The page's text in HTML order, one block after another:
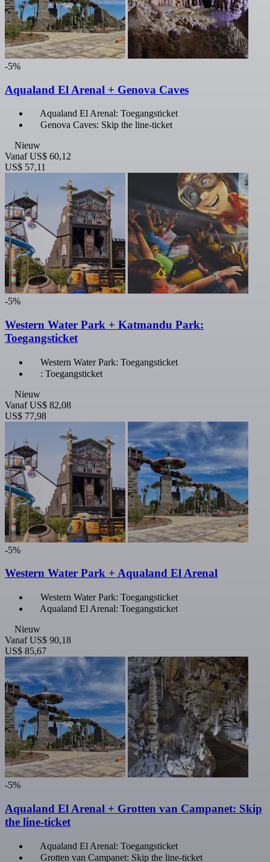
-5%
Aqualand El Arenal + Genova Caves
Aqualand El Arenal: Toegangsticket
Genova Caves: Skip the line-ticket
Nieuw
Vanaf US$ 60,12
US$ 57,11
-5%
Western Water Park + Katmandu Park:
Toegangsticket
Western Water Park: Toegangsticket
: Toegangsticket
Nieuw
Vanaf US$ 82,08
US$ 77,98
-5%
Western Water Park + Aqualand El Arenal
Western Water Park: Toegangsticket
Aqualand El Arenal: Toegangsticket
Nieuw
Vanaf US$ 90,18
US$ 85,67
-5%
Aqualand El Arenal + Grotten van Campanet: Skip
the line-ticket
Aqualand El Arenal: Toegangsticket
Grotten van Campanet: Skip the line-ticket